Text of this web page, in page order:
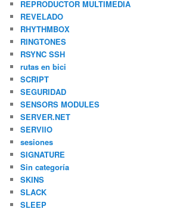
REPRODUCTOR MULTIMEDIA
REVELADO
RHYTHMBOX
RINGTONES
RSYNC SSH
rutas en bici
SCRIPT
SEGURIDAD
SENSORS MODULES
SERVER.NET
SERVIIO
sesiones
SIGNATURE
Sin categoría
SKINS
SLACK
SLEEP